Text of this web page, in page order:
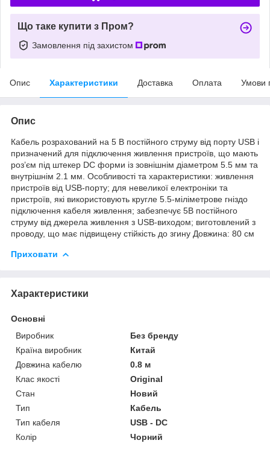
Що таке купити з Пром?
Замовлення під захистом
Опис Характеристики Доставка Оплата Умови
Опис
Кабель розрахований на 5 В постійного струму від порту USB і
призначений для підключення живлення пристроїв, що мають
роз’єм під штекер DC форми із зовнішнім діаметром 5.5 мм та
внутрішнім 2.1 мм. Особливості та характеристики: живлення
пристроїв від USB-порту; для невеликої електроніки та
пристроїв, які використовують кругле 5.5-міліметрове гніздо
підключення кабеля живлення; забезпечує 5В постійного
струму від джерела живлення з USB-виходом; виготовлений з
проводу, що має підвищену стійкість до згину Довжина: 80 см
Приховати
Характеристики
Основні
Виробник
Без бренду
Країна виробник
Китай
Довжина кабелю
0.8 м
Клас якості
Original
Стан
Новий
Тип
Кабель
Тип кабеля
USB - DC
Колір
Чорний